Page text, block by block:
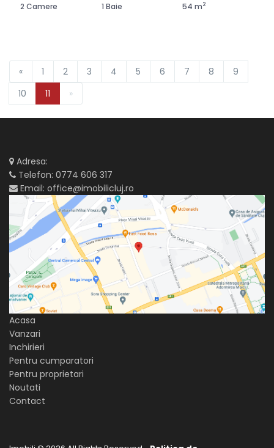
2 Camere 1 Baie 54 m2
« 1 2 3 4 5 6 7 8
9
10
11 »
Adresa:
Telefon: 0774 606 317
Email: office@imobilicluj.ro
Acasa
Vanzari
Inchirieri
Pentru cumparatori
Pentru proprietari
Noutati
Contact